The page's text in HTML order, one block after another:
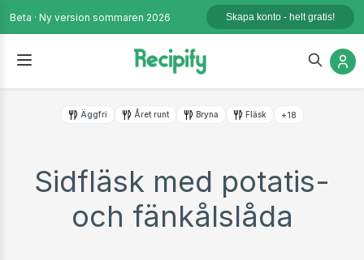
Beta · Ny version sommaren 2026 Skapa konto - helt gratis!
Äggfri Året runt Bryna Fläsk +18
Sidfläsk med potatis-
och fänkålslåda